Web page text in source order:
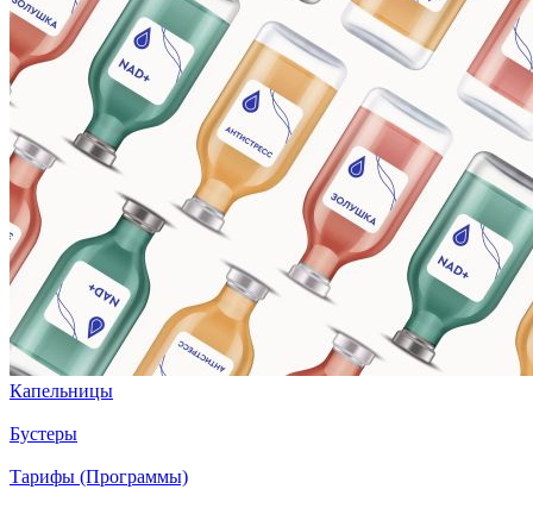
Капельницы
Бустеры
Тарифы (Программы)